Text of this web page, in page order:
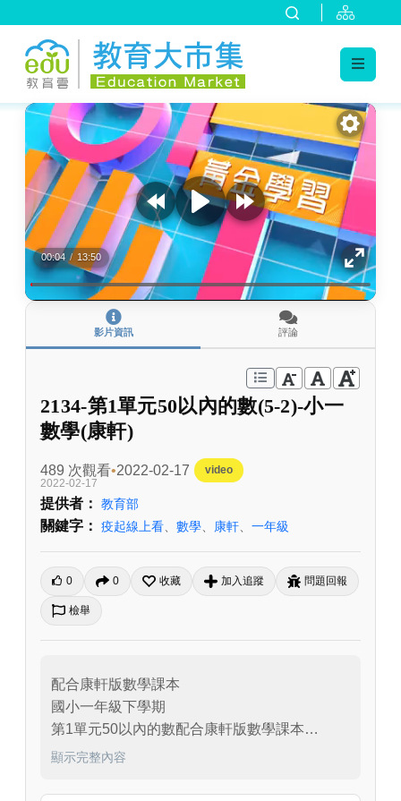
:::
00:04 / 13:50
影片資訊 評論
2134-第1單元50以內的數(5-2)-小一
數學(康軒)
489 次觀看 2022-02-17
video
2022-02-17
提供者： 教育部
關鍵字： 疫起線上看 數學 康軒 一年級
0 0 收藏 加入追蹤 問題回報
檢舉
配合康軒版數學課本
國小一年級下學期
第1單元50以內的數配合康軒版數學課本
國小一年級下學期
顯示完整內容